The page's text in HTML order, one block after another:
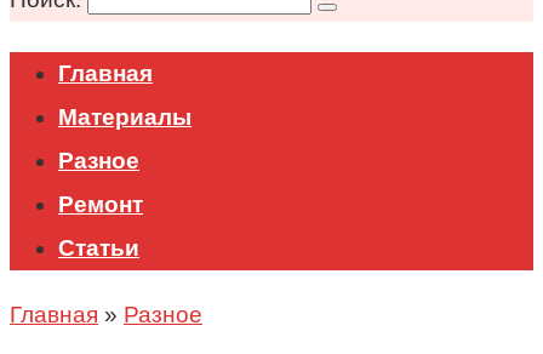
Главная
Материалы
Разное
Ремонт
Статьи
Главная » Разное